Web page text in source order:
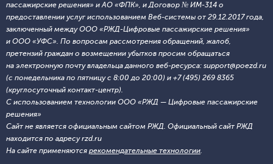
пассажирские решения» и АО «ФПК», и Договор № ИМ-314 о
предоставлении услуг использованием Веб-системы от 29.12.2017 года,
заключенный между ООО «РЖД-Цифровые пассажирские решения»
и ООО «УФС». По вопросам рассмотрения обращений, жалоб,
претензий граждан о возмещении убытков просим обращаться
на электронную почту владельца данного веб-ресурса: support@poezd.ru
(с понедельника по пятницу с 8:00 до 20:00) и +7 (495) 269 8365
(круглосуточный контакт-центр).
С использованием технологии ООО «РЖД — Цифровые пассажирские
решения»
Сайт не является официальным сайтом РЖД. Официальный сайт РЖД
находится по адресу rzd.ru
На сайте применяются рекомендательные технологии.